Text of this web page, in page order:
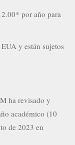
por año para
y están sujetos
ha revisado y
académico (10
de 2023 en